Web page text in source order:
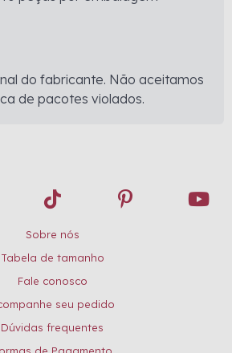
do fabricante. Não aceitamos
de pacotes violados.
Sobre nós
Tabela de tamanho
Fale conosco
seu pedido
Dúvidas frequentes
de Pagamento